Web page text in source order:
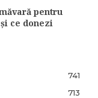
pentru
ce donezi
741
713